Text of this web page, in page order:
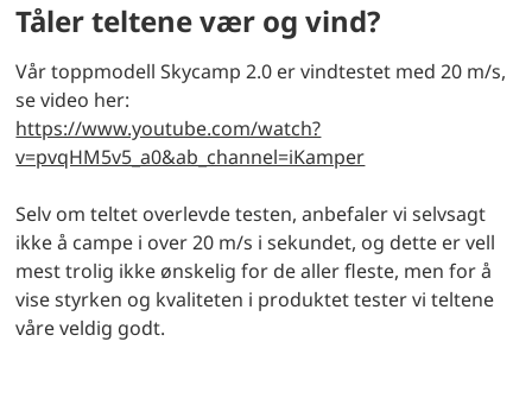
Tåler teltene vær og vind?
Vår toppmodell Skycamp 2.0 er vindtestet med 20 m/s,
se video her:
https://www.youtube.com/watch?
v=pvqHM5v5_a0&ab_channel=iKamper
Selv om teltet overlevde testen, anbefaler vi selvsagt
ikke å campe i over 20 m/s i sekundet, og dette er vell
mest trolig ikke ønskelig for de aller fleste, men for å
vise styrken og kvaliteten i produktet tester vi teltene
våre veldig godt.